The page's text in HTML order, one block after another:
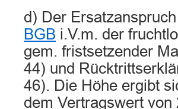
d) Der
BGB i.V.m. der
gem. fristsetzender
44) und
46). Die Höhe ergibt
dem Vertragswert